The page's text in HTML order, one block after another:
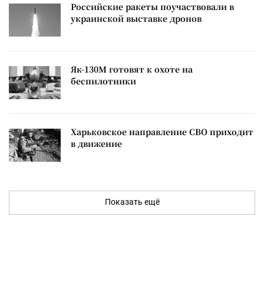
Российские ракеты поучаствовали в
украинской выставке дронов
Як-130М готовят к охоте на
беспилотники
Харьковское направление СВО приходит
в движение
Показать ещё